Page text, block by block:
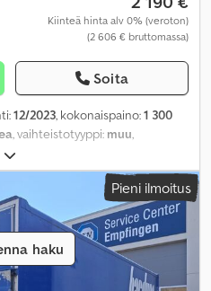
Kiinteä hinta alv 0% (veroton)
(2 606 € bruttomassa)
Soita
12/2023, kokonaispaino:1 300
, vaihteistotyyppi: muu,
tarkastus (TÜV):06/2028,
, kuormatilan pituus:2 500
korkeus:1 900 mm,
Pieni ilmoitus
haku